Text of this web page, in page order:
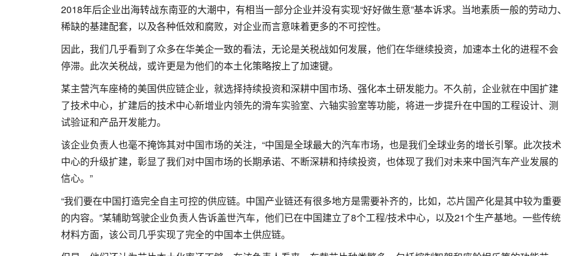
2018年后企业出海转战东南亚的大潮中，有相当一部分企业并没有实现“好好做生意”基本诉求。当地素质一般的劳动力、
稀缺的基建配套，以及各种低效和腐败，对企业而言意味着更多的不可控性。
因此，我们几乎看到了众多在华美企一致的看法，无论是关税战如何发展，他们在华继续投资，加速本土化的进程不会
停滞。此次关税战，或许更是为他们的本土化策略按上了加速键。
某主营汽车座椅的美国供应链企业，就选择持续投资和深耕中国市场、强化本土研发能力。不久前，企业就在中国扩建
了技术中心，扩建后的技术中心新增业内领先的滑车实验室、六轴实验室等功能，将进一步提升在中国的工程设计、测
试验证和产品开发能力。
该企业负责人也毫不掩饰其对中国市场的关注，“中国是全球最大的汽车市场，也是我们全球业务的增长引擎。此次技术
中心的升级扩建，彰显了我们对中国市场的长期承诺、不断深耕和持续投资，也体现了我们对未来中国汽车产业发展的
信心。”
“我们要在中国打造完全自主可控的供应链。中国产业链还有很多地方是需要补齐的，比如，芯片国产化是其中较为重要
的内容。”某辅助驾驶企业负责人告诉盖世汽车，他们已在中国建立了8个工程/技术中心，以及21个生产基地。一些传统
材料方面，该公司几乎实现了完全的中国本土供应链。